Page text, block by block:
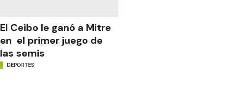
El Ceibo le ganó a Mitre
en el primer juego de
las semis
DEPORTES